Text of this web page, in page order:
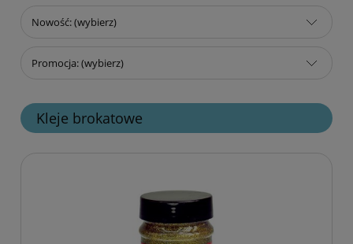
Nowość: (wybierz)
Promocja: (wybierz)
Kleje brokatowe